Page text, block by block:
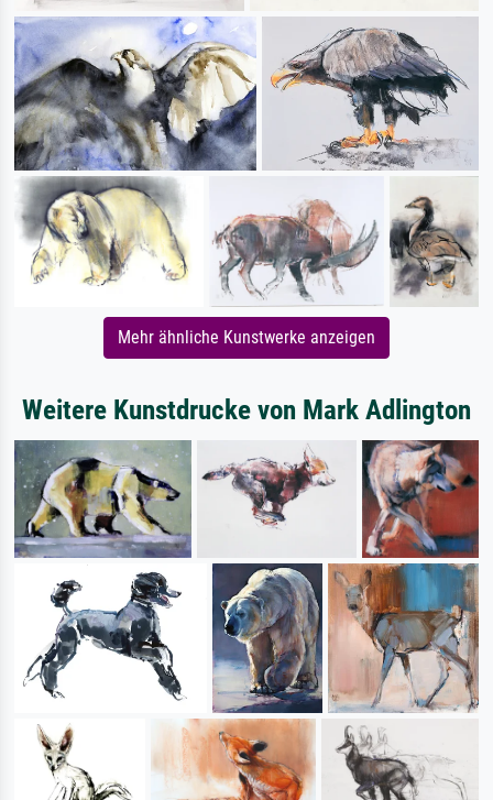
Mehr ähnliche Kunstwerke anzeigen
Weitere Kunstdrucke von Mark Adlington